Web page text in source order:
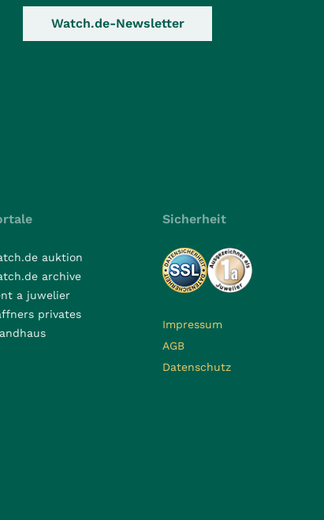
Watch.de-Newsletter
auktion
archive
a juwelier
privates
Sicherheit
Impressum
AGB
Datenschutz